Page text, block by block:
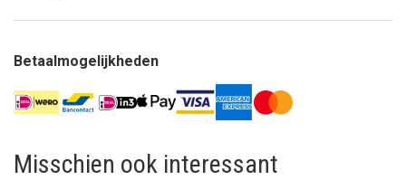
Betaalmogelijkheden
Misschien ook interessant